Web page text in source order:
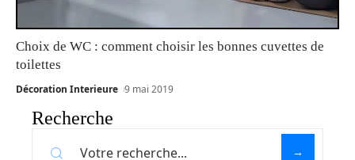
Choix de WC : comment choisir les bonnes cuvettes de
toilettes
Décoration Interieure 9 mai 2019
Recherche